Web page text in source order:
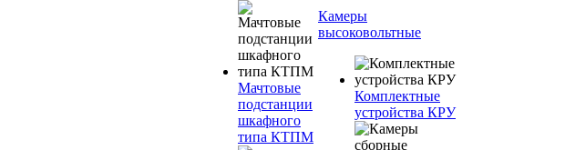
Мачтовые
подстанции
шкафного
типа КТПМ
Камеры
высоковольтные
Комплектные
устройства КРУ